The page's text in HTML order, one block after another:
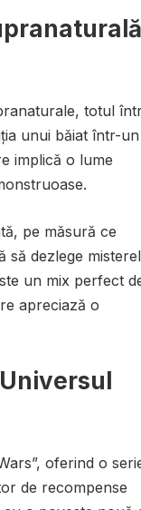
totul
unui băiat într-un
implică o lume
pe măsură ce
dezlege
un mix perfect
apreciază o
oferind o
de recompense